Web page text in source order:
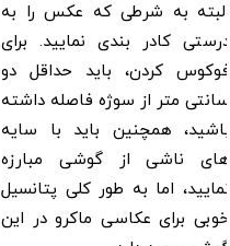
البته به شرطی که عکس را به
درستی کادر بندی نمایید. برای
فوکوس کردن، باید حداقل دو
سانتی متر از سوژه فاصله داشته
باشید، همچنین باید با سایه
های ناشی از گوشی مبارزه
نمایید، اما به طور کلی پتانسیل
خوبی برای عکاسی ماکرو در این